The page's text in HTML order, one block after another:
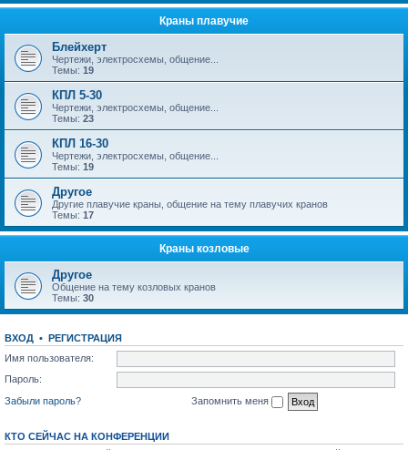
Краны плавучие
Блейхерт
Чертежи, электросхемы, общение...
Темы: 19
КПЛ 5-30
Чертежи, электросхемы, общение...
Темы: 23
КПЛ 16-30
Чертежи, электросхемы, общение...
Темы: 19
Другое
Другие плавучие краны, общение на тему плавучих кранов
Темы: 17
Краны козловые
Другое
Общение на тему козловых кранов
Темы: 30
ВХОД • РЕГИСТРАЦИЯ
Имя пользователя:
Пароль:
Забыли пароль?
Запомнить меня
КТО СЕЙЧАС НА КОНФЕРЕНЦИИ